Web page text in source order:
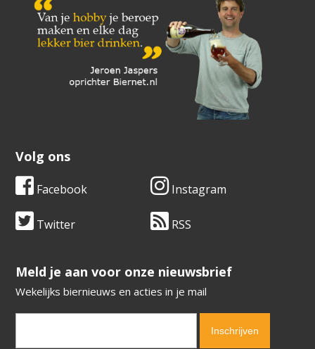
Volg ons
Facebook Instagram
Twitter RSS
​​​​​​​Meld je aan voor onze nieuwsbrief
Wekelijks biernieuws en acties in je mail